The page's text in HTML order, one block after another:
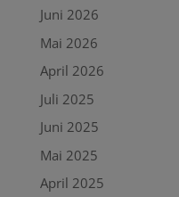
Juni 2026
Mai 2026
April 2026
Juli 2025
Juni 2025
Mai 2025
April 2025